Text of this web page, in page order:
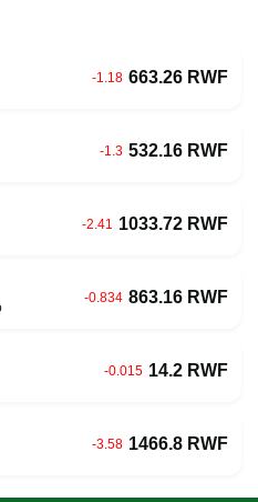
-1.18 663.26 RWF
-1.3 532.16 RWF
-2.41 1033.72 RWF
-0.834 863.16 RWF
-0.015 14.2 RWF
-3.58 1466.8 RWF